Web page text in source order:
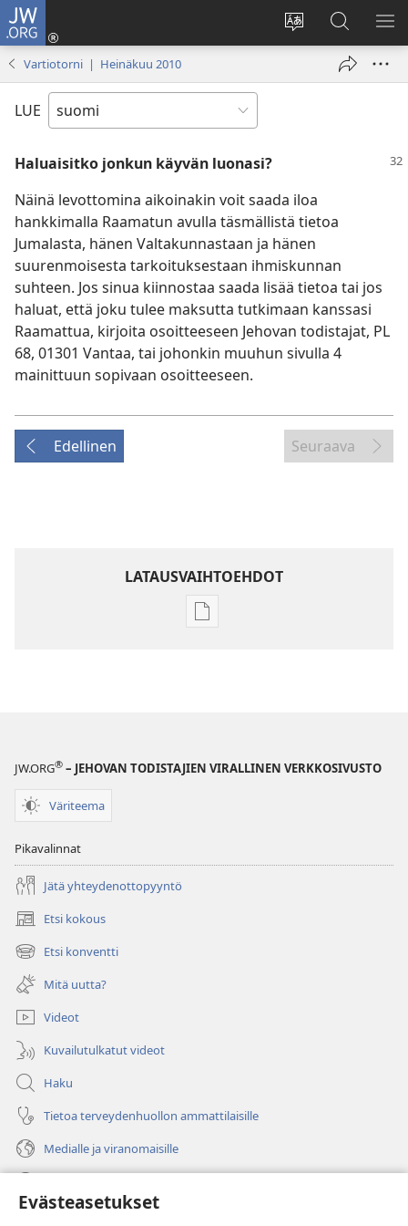
Evästeasetukset
JW.ORG
Vaihda
sivuston
Kirjaudu
(avaa
Hae
JW.ORG-
sivustolta
Vartiotorni | Heinäkuu 2010
LUE
Haluaisitko jonkun käyvän luonasi?
Näinä levottomina aikoinakin voit saada iloa
hankkimalla Raamatun avulla täsmällistä tietoa
Jumalasta, hänen Valtakunnastaan ja hänen
suurenmoisesta tarkoituksestaan ihmiskunnan
suhteen. Jos sinua kiinnostaa saada lisää tietoa tai jos
haluat, että joku tulee maksutta tutkimaan kanssasi
Raamattua, kirjoita osoitteeseen Jehovan todistajat, PL
68, 01301 Vantaa, tai johonkin muuhun sivulla 4
mainittuun sopivaan osoitteeseen.
Edellinen Seuraava
LATAUSVAIHTOEHDOT
Julkaisujen
JW.ORG® – JEHOVAN TODISTAJIEN VIRALLINEN VERKKOSIVUSTO
Väriteema
Pikavalinnat
Jätä yhteydenottopyyntö
Etsi kokous
(avaa
uuden
ikkunan)
Etsi konventti
(avaa
uuden
ikkunan)
Mitä uutta?
Videot
Kuvailutulkatut videot
Haku
Tietoa terveydenhuollon ammattilaisille
Medialle ja viranomaisille